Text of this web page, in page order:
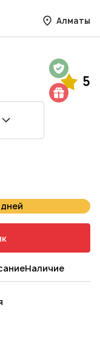
Алматы
5
Наличие